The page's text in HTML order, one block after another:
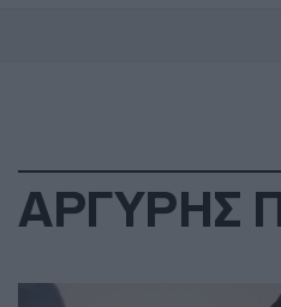
ΑΡΓΥΡΗΣ